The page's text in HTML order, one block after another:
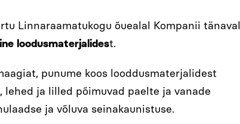
Linnaraamatukogu õuealal Kompanii tänaval
loodusmaterjalidest.
punume koos looddusmaterjalidest
lehed ja lilled põimuvad paelte ja vanade
ja võluva seinakaunistuse.